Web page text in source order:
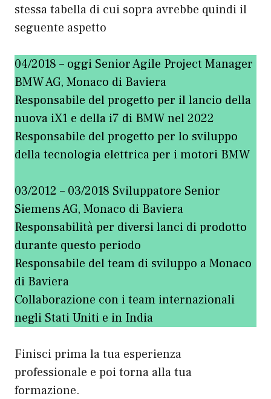
stessa tabella di cui sopra avrebbe quindi il
seguente aspetto
04/2018 – oggi Senior Agile Project Manager
BMW AG, Monaco di Baviera
Responsabile del progetto per il lancio della
nuova iX1 e della i7 di BMW nel 2022
Responsabile del progetto per lo sviluppo
della tecnologia elettrica per i motori BMW
03/2012 – 03/2018 Sviluppatore Senior
Siemens AG, Monaco di Baviera
Responsabilità per diversi lanci di prodotto
durante questo periodo
Responsabile del team di sviluppo a Monaco
di Baviera
Collaborazione con i team internazionali
negli Stati Uniti e in India
Finisci prima la tua esperienza
professionale e poi torna alla tua
formazione.